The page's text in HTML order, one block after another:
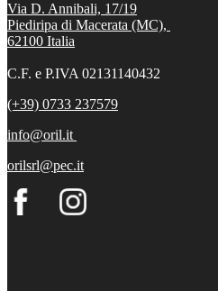
Via D. Annibali, 17/19
Piediripa di Macerata (MC),
62100 Italia
C.F. e P.IVA 02131140432
(+39) 0733 237579
info@oril.it
orilsrl@pec.it